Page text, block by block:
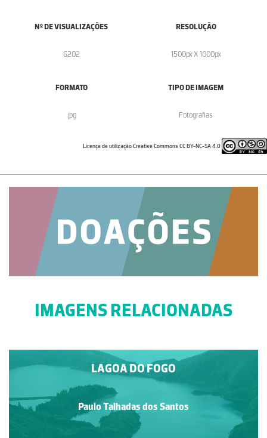
Nº DE VISUALIZAÇÕES
6202
RESOLUÇÃO
1500px X 1000px
FORMATO
.jpg
TIPO DE IMAGEM
Fotografias
Licença de utilização Creative Commons CC BY-NC-SA 4.0
IMAGENS RELACIONADAS
LAGOA DO FOGO
Paulo Talhadas dos Santos